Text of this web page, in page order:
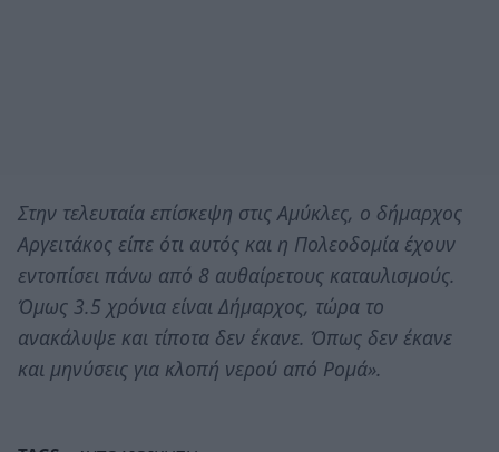
Στην τελευταία επίσκεψη στις Αμύκλες, ο δήμαρχος
Αργειτάκος είπε ότι αυτός και η Πολεοδομία έχουν
εντοπίσει πάνω από 8 αυθαίρετους καταυλισμούς.
Όμως 3.5 χρόνια είναι Δήμαρχος, τώρα το
ανακάλυψε και τίποτα δεν έκανε. Όπως δεν έκανε
και μηνύσεις για κλοπή νερού από Ρομά».